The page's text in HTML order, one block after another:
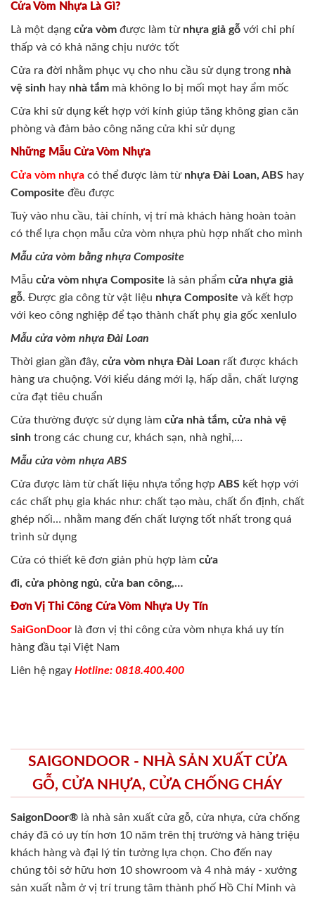
Cửa Vòm Nhựa Là Gì?
Là một dạng cửa vòm được làm từ nhựa giả gỗ với chi phí
thấp và có khả năng chịu nước tốt
Cửa ra đời nhằm phục vụ cho nhu cầu sử dụng trong nhà
vệ sinh hay nhà tắm mà không lo bị mối mọt hay ẩm mốc
Cửa khi sử dụng kết hợp với kính giúp tăng không gian căn
phòng và đảm bảo công năng cửa khi sử dụng
Những Mẫu Cửa Vòm Nhựa
Cửa vòm nhựa có thể được làm từ nhựa Đài Loan, ABS hay
Composite đều được
Tuỳ vào nhu cầu, tài chính, vị trí mà khách hàng hoàn toàn
có thể lựa chọn mẫu cửa vòm nhựa phù hợp nhất cho mình
Mẫu cửa vòm bằng nhựa Composite
Mẫu cửa vòm nhựa Composite là sản phẩm cửa nhựa giả
gỗ. Được gia công từ vật liệu nhựa Composite và kết hợp
với keo công nghiệp để tạo thành chất phụ gia gốc xenlulo
Mẫu cửa vòm nhựa Đài Loan
Thời gian gần đây, cửa vòm nhựa Đài Loan rất được khách
hàng ưa chuộng. Với kiểu dáng mới lạ, hấp dẫn, chất lượng
cửa đạt tiêu chuẩn
Cửa thường được sử dụng làm cửa nhà tắm, cửa nhà vệ
sinh trong các chung cư, khách sạn, nhà nghỉ,…
Mẫu cửa vòm nhựa ABS
Cửa được làm từ chất liệu nhựa tổng hợp ABS kết hợp với
các chất phụ gia khác như: chất tạo màu, chất ổn định, chất
ghép nối… nhằm mang đến chất lượng tốt nhất trong quá
trình sử dụng
Cửa có thiết kê đơn giản phù hợp làm cửa
đi, cửa phòng ngủ, cửa ban công,…
Đơn Vị Thi Công Cửa Vòm Nhựa Uy Tín
SaiGonDoor là đơn vị thi công cửa vòm nhựa khá uy tín
hàng đầu tại Việt Nam
Liên hệ ngay Hotline: 0818.400.400
SAIGONDOOR - NHÀ SẢN XUẤT CỬA
GỖ, CỬA NHỰA, CỬA CHỐNG CHÁY
SaigonDoor® là nhà sản xuất cửa gỗ, cửa nhựa, cửa chống
cháy đã có uy tín hơn 10 năm trên thị trường và hàng triệu
khách hàng và đại lý tin tưởng lựa chọn. Cho đến nay
chúng tôi sở hữu hơn 10 showroom và 4 nhà máy - xưởng
sản xuất nằm ở vị trí trung tâm thành phố Hồ Chí Minh và